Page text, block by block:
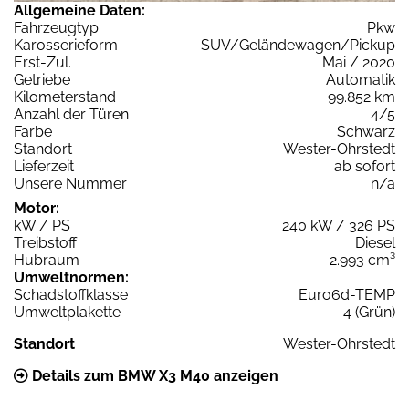
Allgemeine Daten:
Fahrzeugtyp
Pkw
Karosserieform
SUV/Geländewagen/Pickup
Erst-Zul.
Mai / 2020
Getriebe
Automatik
Kilometerstand
99.852 km
Anzahl der Türen
4/5
Farbe
Schwarz
Standort
Wester-Ohrstedt
Lieferzeit
ab sofort
Unsere Nummer
n/a
Motor:
kW / PS
240 kW / 326 PS
Treibstoff
Diesel
Hubraum
2.993 cm³
Umweltnormen:
Schadstoffklasse
Euro6d-TEMP
Umweltplakette
4 (Grün)
Standort
Wester-Ohrstedt
Details zum BMW X3 M40 anzeigen